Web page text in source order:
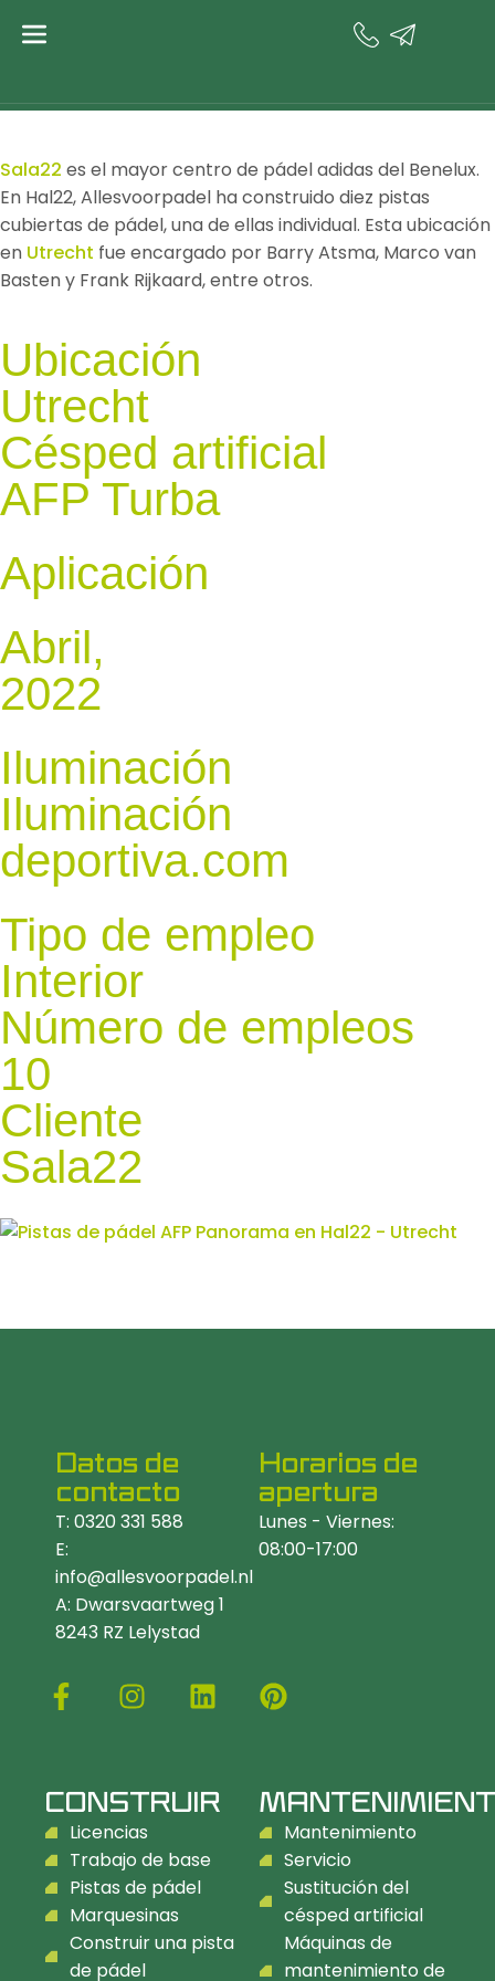
Sala22
Sala22 es el mayor centro de pádel adidas del Benelux.
En Hal22, Allesvoorpadel ha construido diez pistas
cubiertas de pádel, una de ellas individual. Esta ubicación
en Utrecht fue encargado por Barry Atsma, Marco van
Basten y Frank Rijkaard, entre otros.
Ubicación
Utrecht
Césped artificial
AFP Turba
Aplicación
Abril,
2022
Iluminación
Iluminación
deportiva.com
Tipo de empleo
Interior
Número de empleos
10
Cliente
Sala22
Datos de
contacto
T: 0320 331 588
E:
info@allesvoorpadel.nl
A: Dwarsvaartweg 1
8243 RZ Lelystad
Horarios de
apertura
Lunes - Viernes:
08:00-17:00
CONSTRUIR
Licencias
Trabajo de base
Pistas de pádel
Marquesinas
Construir una pista
de pádel
Mantenimiento
Servicio
Sustitución del
césped artificial
Máquinas de
mantenimiento de